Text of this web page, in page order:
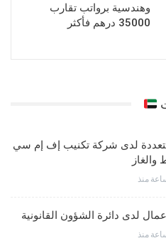
وهندسية برواتب تقارب
35000 درهم فأكثر
لدى شركة تكنيب إف إم سي
والغاز
لدى دائرة الشؤون القانونية